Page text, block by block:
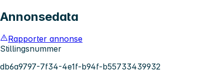
Annonsedata
Rapporter annonse
Stillingsnummer
db6a9797-7f34-4e1f-b94f-b55733439932